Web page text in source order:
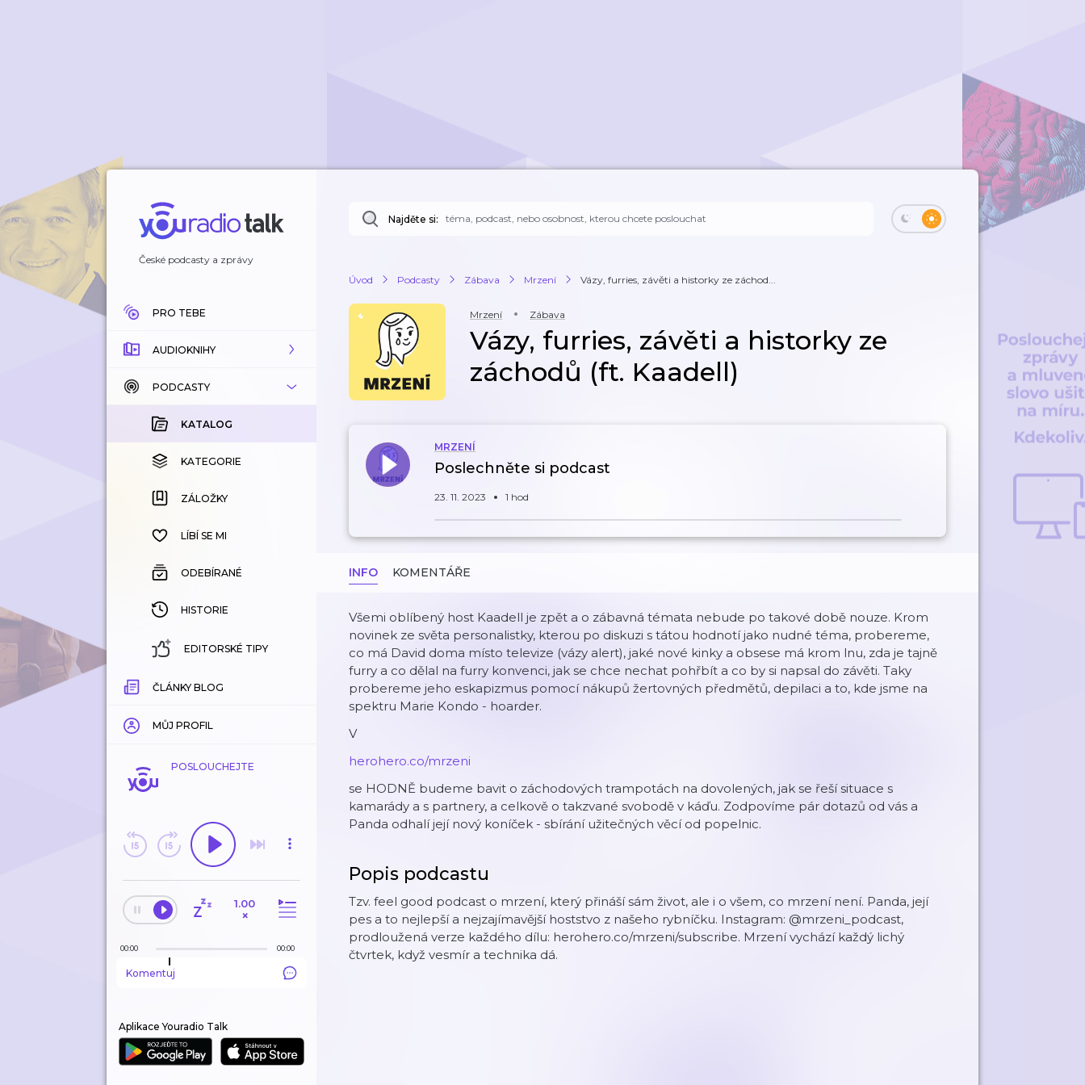
České podcasty a zprávy
PRO TEBE
AUDIOKNIHY
KATALOG
KOUPENÉ
KATEGORIE
ZÁLOŽKY
HISTORIE
PODCASTY
KATALOG
KATEGORIE
ZÁLOŽKY
LÍBÍ SE MI
ODEBÍRANÉ
HISTORIE
EDITORSKÉ TIPY
ČLÁNKY BLOG
MŮJ PROFIL
POSLOUCHEJTE
1.00
×
00:00 00:00
Komentuj
Aplikace Youradio Talk
Najděte si:
Úvod Podcasty Zábava Mrzení Vázy, furries, závěti a historky ze záchod...
Mrzení Zábava
Vázy, furries, závěti a historky ze
záchodů (ft. Kaadell)
MRZENÍ
Poslechněte si podcast
23. 11. 2023 1 hod
INFO KOMENTÁŘE
Všemi oblíbený host Kaadell je zpět a o zábavná témata nebude po takové době nouze. Krom
novinek ze světa personalistky, kterou po diskuzi s tátou hodnotí jako nudné téma, probereme,
co má David doma místo televize (vázy alert), jaké nové kinky a obsese má krom lnu, zda je tajně
furry a co dělal na furry konvenci, jak se chce nechat pohřbít a co by si napsal do závěti. Taky
probereme jeho eskapizmus pomocí nákupů žertovných předmětů, depilaci a to, kde jsme na
spektru Marie Kondo - hoarder.
V
herohero.co/mrzeni
se HODNĚ budeme bavit o záchodových trampotách na dovolených, jak se řeší situace s
kamarády a s partnery, a celkově o takzvané svobodě v káďu. Zodpovíme pár dotazů od vás a
Panda odhalí její nový koníček - sbírání užitečných věcí od popelnic.
Popis podcastu
Tzv. feel good podcast o mrzení, který přináší sám život, ale i o všem, co mrzení není. Panda, její
pes a to nejlepší a nejzajímavější hoststvo z našeho rybníčku. Instagram: @mrzeni_podcast,
prodloužená verze každého dílu: herohero.co/mrzeni/subscribe. Mrzení vychází každý lichý
čtvrtek, když vesmír a technika dá.